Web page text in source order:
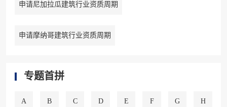
申请尼加拉瓜建筑行业资质周期
申请摩纳哥建筑行业资质周期
专题首拼
A B C D E F G H